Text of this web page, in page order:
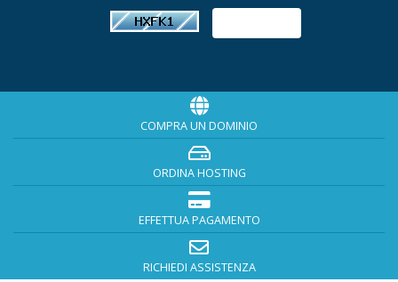
COMPRA UN DOMINIO
ORDINA HOSTING
EFFETTUA PAGAMENTO
RICHIEDI ASSISTENZA